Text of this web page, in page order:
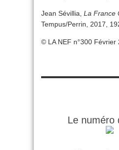
Jean Sévillia, La France
Tempus/Perrin, 2017,
© LA NEF n°300 Février
Le numéro